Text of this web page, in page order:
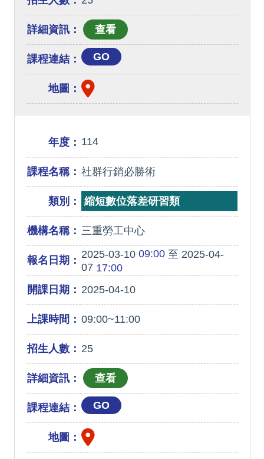
詳細資訊：
課程連結： GO
地圖：
年度： 114
課程名稱： 社群行銷必勝術
類別： 縮短數位落差研習類
機構名稱： 三重勞工中心
報名日期： 2025-03-1009:00至 2025-04-
07 17:00
開課日期： 2025-04-10
上課時間： 09:00~11:00
招生人數： 25
詳細資訊：
課程連結： GO
地圖：